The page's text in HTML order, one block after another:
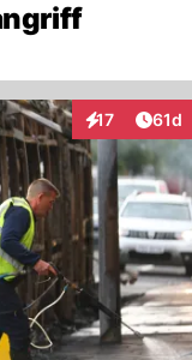
17
Interaktionen
61d